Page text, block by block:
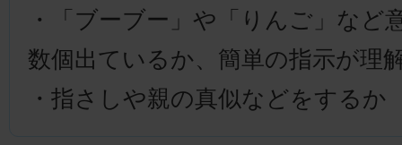
・「ブーブー」や「りんご」など
数個出ているか、簡単の指示が理
・指さしや親の真似などをするか